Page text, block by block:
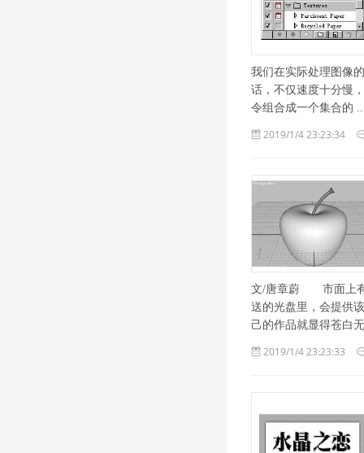
我们在实际处理图像
话，不仅速度十分慢
令组合成一个集合的
2019/1/4 23:23:34
文/唐章蔚 市面上有
送的光盘里，会提供
己的作品就显得苍白
2019/1/4 23:23:33